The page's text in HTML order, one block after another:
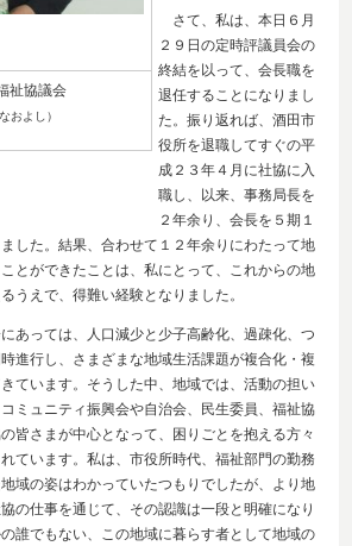
祉協議会
およし）
さて、私は、本日６月
２９日の定時評議員会の
終結を以って、会長職を
退任することになりまし
た。振り返れば、酒田市
役所を退職してすぐの平
成２３年４月に社協に入
職し、以来、事務局長を
２年余り、会長を５期１
した。結果、合わせて１２年余りにわたって地
とができたことは、私にとって、これからの地
うえで、得難い経験となりました。
あっては、人口減少と少子高齢化、過疎化、つ
進行し、さまざまな地域生活課題が複合化・複
ています。そうした中、地域では、活動の担い
ミュニティ振興会や自治会、民生委員、福祉協
皆さまが中心となって、困りごとを抱える方々
ています。私は、市役所時代、福祉部門の勤務
域の姿はわかっていたつもりでしたが、より地
の仕事を通じて、その認識は一段と明確になり
誰でもない、この地域に暮らす者として地域の